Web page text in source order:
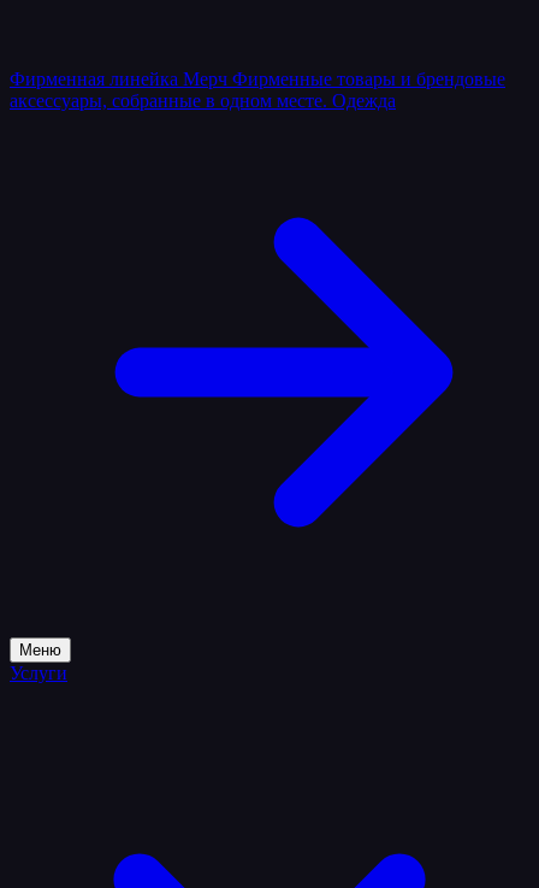
Фирменная линейка Мерч Фирменные товары и брендовые
аксессуары, собранные в одном месте. Одежда
Меню
Услуги